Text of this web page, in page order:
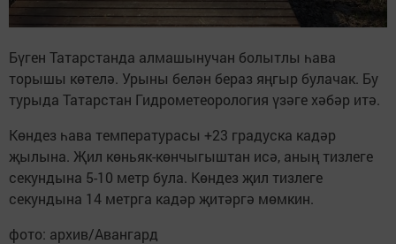
Бүген Татарстанда алмашынучан болытлы һава
торышы көтелә. Урыны белән бераз яңгыр булачак. Бу
турыда Татарстан Гидрометеорология үзәге хәбәр итә.
Көндез һава температурасы +23 градуска кадәр
җылына. Җил көньяк-көнчыгыштан исә, аның тизлеге
секундына 5-10 метр була. Көндез җил тизлеге
секундына 14 метрга кадәр җитәргә мөмкин.
фото: архив/Авангард